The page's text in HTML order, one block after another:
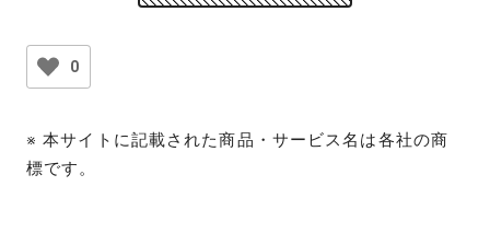
0
※ 本サイトに記載された商品・サービス名は各社の商
標です。